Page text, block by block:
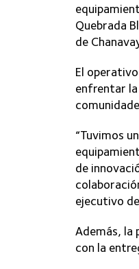
Quebrada
de
El
enfrentar la
“Tuvimos
de
ejecutivo
Además, la
con la